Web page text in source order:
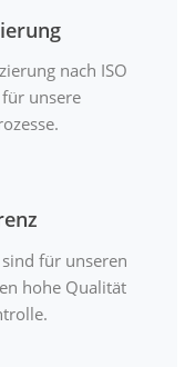
nach ISO
unsere
für unseren
hohe Qualität